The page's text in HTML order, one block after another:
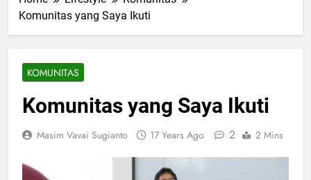
Komunitas yang Saya Ikuti
KOMUNITAS
Komunitas yang Saya Ikuti
Masim Vavai Sugianto 17 Years Ago 2 2 Mins